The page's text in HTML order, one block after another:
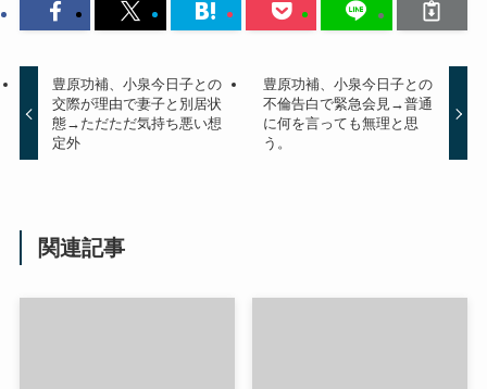
豊原功補、小泉今日子との
交際が理由で妻子と別居状
態→ただただ気持ち悪い想
定外
豊原功補、小泉今日子との
不倫告白で緊急会見→普通
に何を言っても無理と思
う。
関連記事